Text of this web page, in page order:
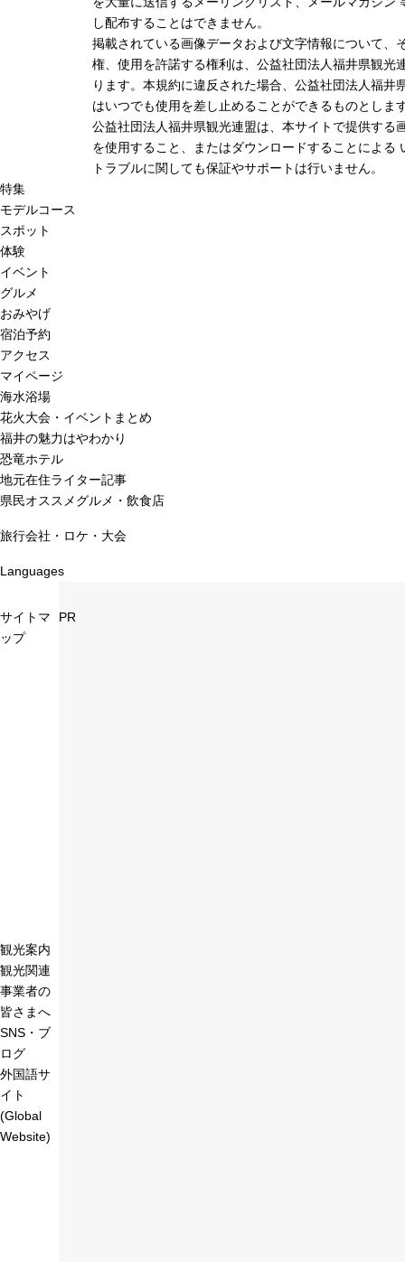
し配布することはできません。
掲載されている画像データおよび文字情報について、
権、使用を許諾する権利は、公益社団法人福井県観光
ります。本規約に違反された場合、公益社団法人福井
はいつでも使用を差し止めることができるものとしま
公益社団法人福井県観光連盟は、本サイトで提供する
を使用すること、またはダウンロードすることによる
トラブルに関しても保証やサポートは行いません。
特集
モデルコース
スポット
体験
イベント
グルメ
おみやげ
宿泊予約
アクセス
マイページ
海水浴場
花火大会・イベントまとめ
福井の魅力はやわかり
恐竜ホテル
地元在住ライター記事
県民オススメグルメ・飲食店
旅行会社・ロケ・大会
Languages
サイトマ
ップ
観光案内
観光関連
事業者の
皆さまへ
SNS・ブ
ログ
外国語サ
イト
(Global
Website)
PR